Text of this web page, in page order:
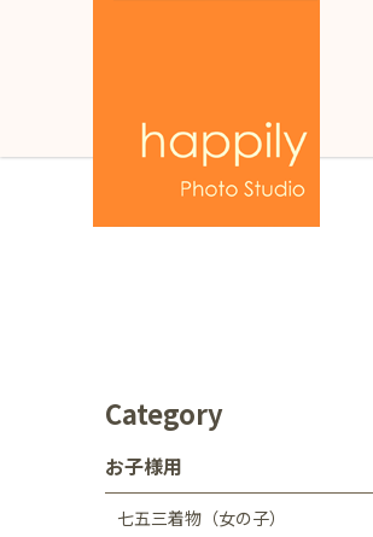
Category
お子様用
七五三着物（女の子）